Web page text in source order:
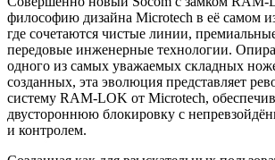
философию дизайна Microtech в её самом
где сочетаются чистые линии,
передовые инженерные технологии.
одного из самых уважаемых складных
созданных, эта эволюция представляет
систему RAM-LOK от Microtech,
двустороннюю блокировку с
и контролем.